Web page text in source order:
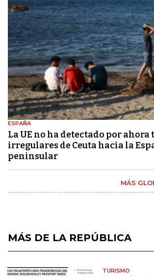
ESPAÑA
La UE no ha detectado por ahora
irregulares de Ceuta hacia la
peninsular
MÁS
MÁS DE LA REPÚBLICA
TURISMO